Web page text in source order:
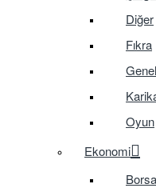
Diğer
Fıkra
Genel
Oyun
Ekonomi
Borsa